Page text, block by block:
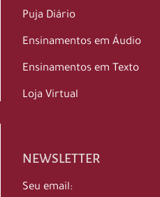
Puja Diário
Ensinamentos em Áudio
Ensinamentos em Texto
Loja Virtual
NEWSLETTER
Seu email: